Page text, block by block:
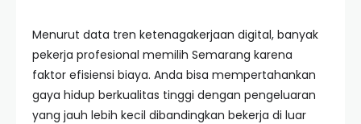
Menurut data tren ketenagakerjaan digital, banyak
pekerja profesional memilih Semarang karena
faktor efisiensi biaya. Anda bisa mempertahankan
gaya hidup berkualitas tinggi dengan pengeluaran
yang jauh lebih kecil dibandingkan bekerja di luar